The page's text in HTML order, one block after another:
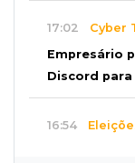
17:02 Cyber
Empresário
Discord
16:54